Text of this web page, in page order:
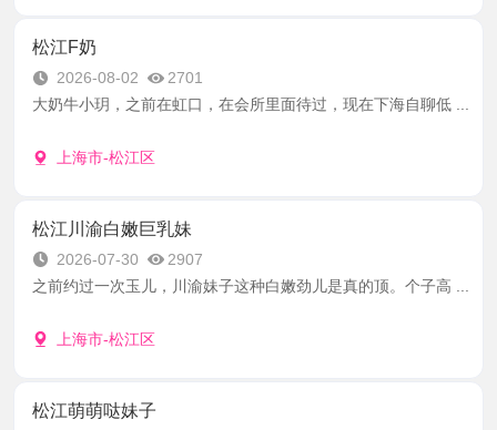
松江F奶
2026-08-02
2701
大奶牛小玥，之前在虹口，在会所里面待过，现在下海自聊低 ...
上海市-松江区
松江川渝白嫩巨乳妹
2026-07-30
2907
之前约过一次玉儿，川渝妹子这种白嫩劲儿是真的顶。个子高 ...
上海市-松江区
松江萌萌哒妹子